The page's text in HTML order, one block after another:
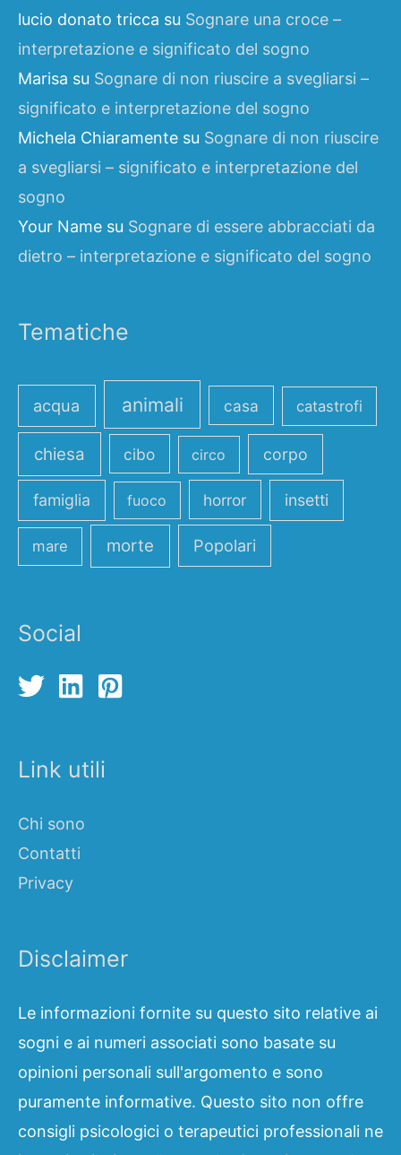
lucio donato tricca su Sognare una croce –
interpretazione e significato del sogno
Marisa su Sognare di non riuscire a svegliarsi –
significato e interpretazione del sogno
Michela Chiaramente su Sognare di non riuscire
a svegliarsi – significato e interpretazione del
sogno
Your Name su Sognare di essere abbracciati da
dietro – interpretazione e significato del sogno
Tematiche
acqua animali casa catastrofi
chiesa cibo circo corpo
famiglia fuoco horror insetti
mare morte Popolari
Social
Link utili
Chi sono
Contatti
Privacy
Disclaimer
Le informazioni fornite su questo sito relative ai
sogni e ai numeri associati sono basate su
opinioni personali sull'argomento e sono
puramente informative. Questo sito non offre
consigli psicologici o terapeutici professionali ne